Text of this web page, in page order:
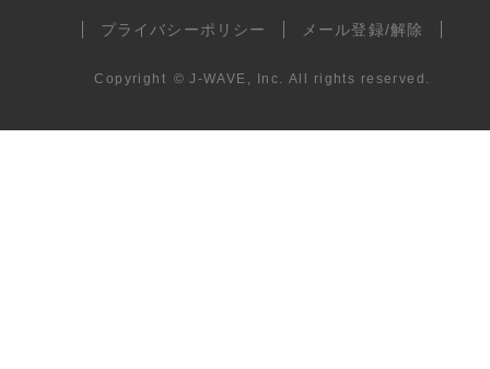
プライバシーポリシー メール登録/解除
Copyright © J-WAVE, Inc. All rights reserved.